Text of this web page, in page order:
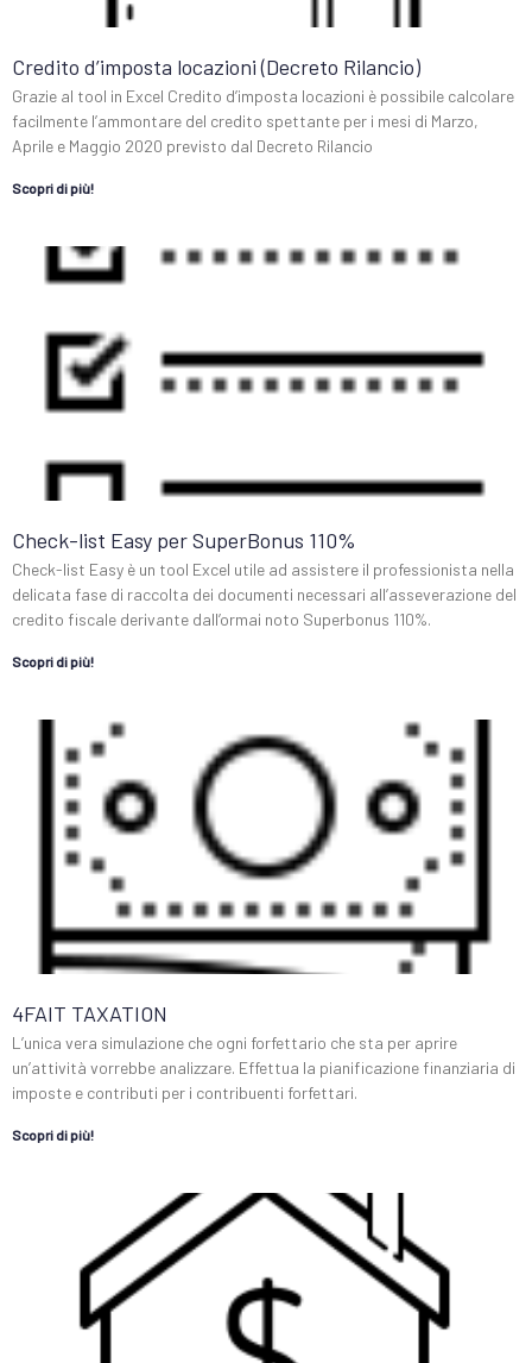
Credito d’imposta locazioni (Decreto Rilancio)
Grazie al tool in Excel Credito d’imposta locazioni è possibile calcolare
facilmente l’ammontare del credito spettante per i mesi di Marzo,
Aprile e Maggio 2020 previsto dal Decreto Rilancio
Scopri di più!
Check-list Easy per SuperBonus 110%
Check-list Easy è un tool Excel utile ad assistere il professionista nella
delicata fase di raccolta dei documenti necessari all’asseverazione del
credito fiscale derivante dall’ormai noto Superbonus 110%.
Scopri di più!
4FAIT TAXATION
L’unica vera simulazione che ogni forfettario che sta per aprire
un’attività vorrebbe analizzare. Effettua la pianificazione finanziaria di
imposte e contributi per i contribuenti forfettari.
Scopri di più!